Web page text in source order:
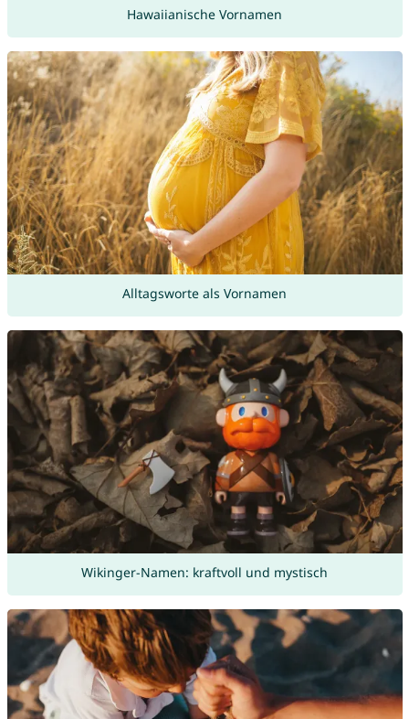
Hawaiianische Vornamen
Alltagsworte als Vornamen
Wikinger-Namen: kraftvoll und mystisch